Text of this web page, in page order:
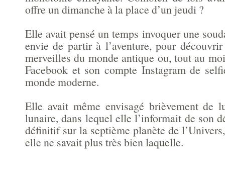
offre un dimanche à la place d’un jeudi ?
Elle avait pensé un temps invoquer une
envie de partir à l’aventure, pour
merveilles du monde antique ou, tout au
Facebook et son compte Instagram de
monde moderne.
Elle avait même envisagé brièvement de
lunaire, dans lequel elle l’informait de son
définitif sur la septième planète de
elle ne savait plus très bien laquelle.